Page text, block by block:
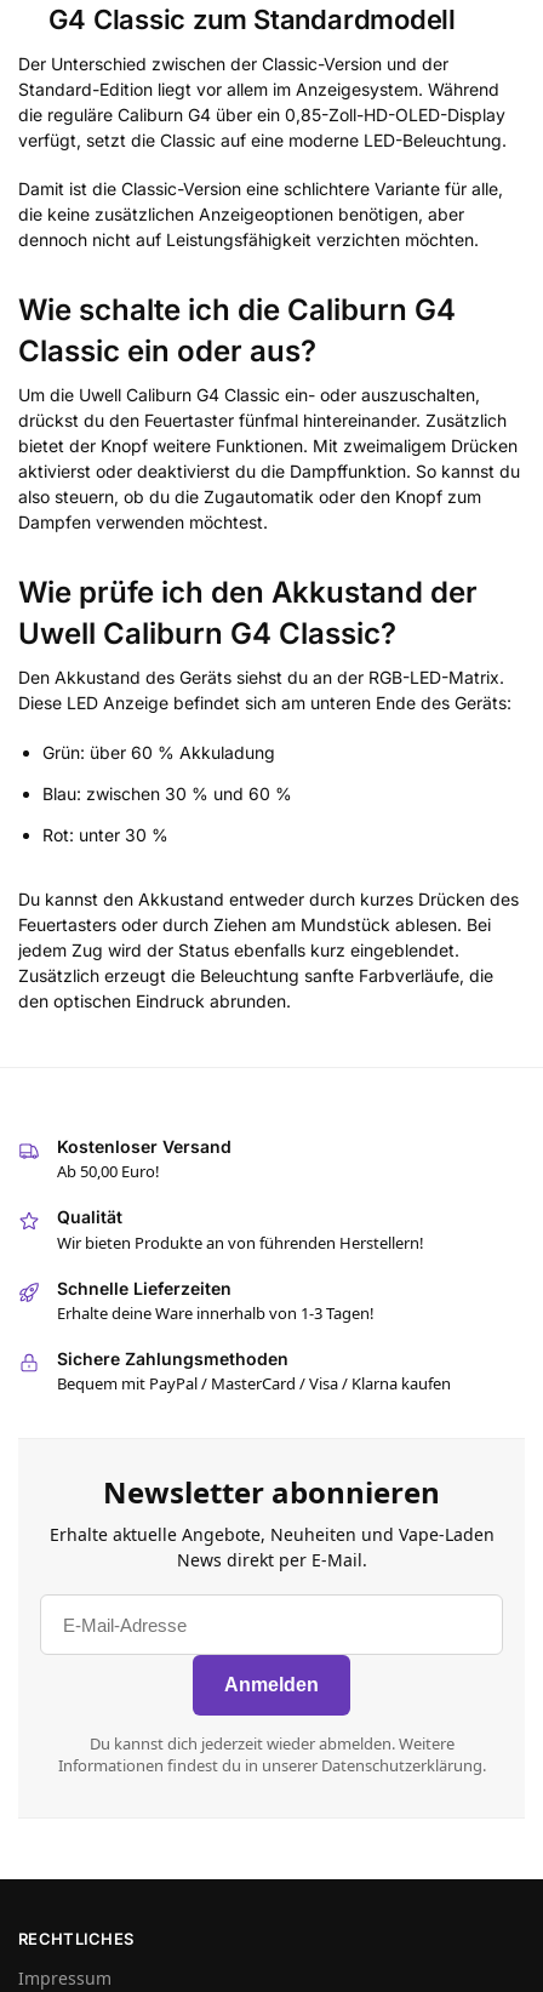
G4 Classic zum Standardmodell
Der Unterschied zwischen der Classic-Version und der
Standard-Edition liegt vor allem im Anzeigesystem. Während
die reguläre Caliburn G4 über ein 0,85-Zoll-HD-OLED-Display
verfügt, setzt die Classic auf eine moderne LED-Beleuchtung.
Damit ist die Classic-Version eine schlichtere Variante für alle,
die keine zusätzlichen Anzeigeoptionen benötigen, aber
dennoch nicht auf Leistungsfähigkeit verzichten möchten.
Wie schalte ich die Caliburn G4
Classic ein oder aus?
Um die Uwell Caliburn G4 Classic ein- oder auszuschalten,
drückst du den Feuertaster fünfmal hintereinander. Zusätzlich
bietet der Knopf weitere Funktionen. Mit zweimaligem Drücken
aktivierst oder deaktivierst du die Dampffunktion. So kannst du
also steuern, ob du die Zugautomatik oder den Knopf zum
Dampfen verwenden möchtest.
Wie prüfe ich den Akkustand der
Uwell Caliburn G4 Classic?
Den Akkustand des Geräts siehst du an der RGB-LED-Matrix.
Diese LED Anzeige befindet sich am unteren Ende des Geräts:
Grün: über 60 % Akkuladung
Blau: zwischen 30 % und 60 %
Rot: unter 30 %
Du kannst den Akkustand entweder durch kurzes Drücken des
Feuertasters oder durch Ziehen am Mundstück ablesen. Bei
jedem Zug wird der Status ebenfalls kurz eingeblendet.
Zusätzlich erzeugt die Beleuchtung sanfte Farbverläufe, die
den optischen Eindruck abrunden.
Kostenloser Versand
Ab 50,00 Euro!
Qualität
Wir bieten Produkte an von führenden Herstellern!
Schnelle Lieferzeiten
Erhalte deine Ware innerhalb von 1-3 Tagen!
Sichere Zahlungsmethoden
Bequem mit PayPal / MasterCard / Visa / Klarna kaufen
Newsletter abonnieren
Erhalte aktuelle Angebote, Neuheiten und Vape-Laden
News direkt per E-Mail.
Du kannst dich jederzeit wieder abmelden. Weitere
Informationen findest du in unserer Datenschutzerklärung.
RECHTLICHES
Impressum